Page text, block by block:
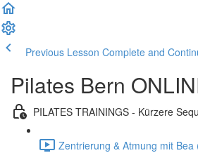
Previous Lesson Complete and
Pilates Bern
PILATES TRAININGS - Kürzere
Zentrierung & Atmung mit Bea